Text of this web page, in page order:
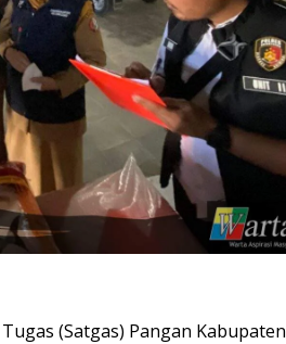
(Satgas) Pangan Kabupaten